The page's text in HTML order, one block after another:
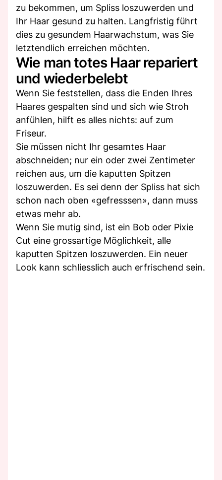
zu bekommen, um Spliss loszuwerden und
Ihr Haar gesund zu halten. Langfristig führt
dies zu gesundem Haarwachstum, was Sie
letztendlich erreichen möchten.
Wie man totes Haar repariert
und wiederbelebt
Wenn Sie feststellen, dass die Enden Ihres
Haares gespalten sind und sich wie Stroh
anfühlen, hilft es alles nichts: auf zum
Friseur.
Sie müssen nicht Ihr gesamtes Haar
abschneiden; nur ein oder zwei Zentimeter
reichen aus, um die kaputten Spitzen
loszuwerden. Es sei denn der Spliss hat sich
schon nach oben «gefresssen», dann muss
etwas mehr ab.
Wenn Sie mutig sind, ist ein Bob oder Pixie
Cut eine grossartige Möglichkeit, alle
kaputten Spitzen loszuwerden. Ein neuer
Look kann schliesslich auch erfrischend sein.